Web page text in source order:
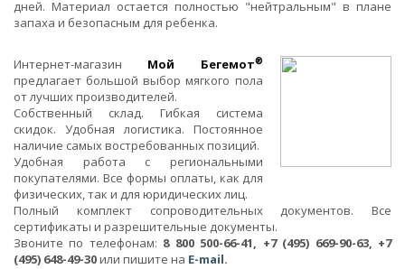
дней. Материал остается полностью "нейтральным" в плане
запаха и безопасным для ребенка.
Интернет-магазин Мой Бегемот®
предлагает большой выбор мягкого пола
от лучших производителей.
Собственный склад. Гибкая система
скидок. Удобная логистика. Постоянное
наличие самых востребованных позиций.
Удобная работа с региональными
покупателями. Все формы оплаты, как для
физических, так и для юридических лиц.
Полный комплект сопроводительных документов. Все
сертификаты и разрешительные документы.
Звоните по телефонам: 8 800 500-66-41, +7 (495) 669-90-63, +7
(495) 648-49-30или пишите на E-mail.